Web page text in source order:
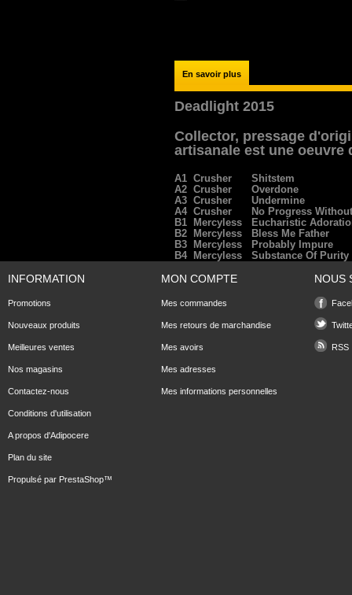
En savoir plus
Deadlight 2015
Collector, pressage
artisanale est une oeuvre
A1 Crusher
Shitstem
A2 Crusher
Overdone
A3 Crusher
Undermine
A4 Crusher
No Progress
B1
Mercyless
Eucharistic
B2
Mercyless
Bless Me Father
B3
Mercyless
Probably Impure
B4
Mercyless Substance Of Purity
INFORMATION
Promotions
Nouveaux produits
Meilleures ventes
Nos magasins
Contactez-nous
Conditions d'utilisation
A propos d'Adipocere
Plan du site
Propulsé par PrestaShop™
MON COMPTE
Mes commandes
Mes retours de marchandise
Mes avoirs
Mes adresses
Mes informations personnelles
NOUS
RSS